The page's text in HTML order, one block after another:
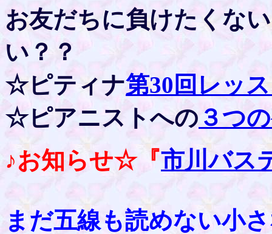
お友だちに負けたくな
い？？
☆ピティナ第30回レッ
☆ピアニストへの ３つ
♪お知らせ☆『市川バス
まだ五線も読めない小